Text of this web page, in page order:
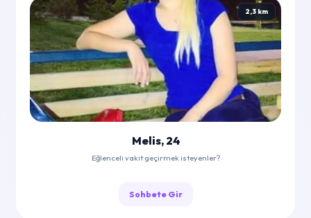
2,3 km
Melis, 24
Eğlenceli vakit geçirmek isteyenler?
Sohbete Gir